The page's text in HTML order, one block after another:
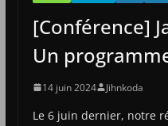
[Conférence]
Un
14 juin 2024 Jihnkoda
Le 6 juin dernier, notre